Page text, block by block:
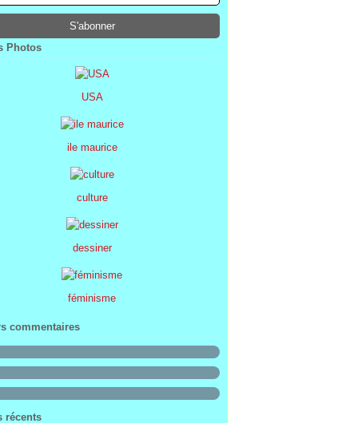
(68)
(7)
(2)
Photos
USA
ile maurice
culture
dessiner
féminisme
commentaires
récents